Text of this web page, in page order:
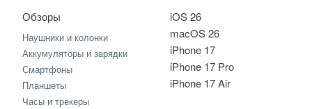
iOS 26
macOS 26
iPhone 17
iPhone 17 Pro
iPhone 17 Air
Обзоры
Наушники и колонки
Аккумуляторы и зарядки
Смартфоны
Планшеты
Часы и трекеры